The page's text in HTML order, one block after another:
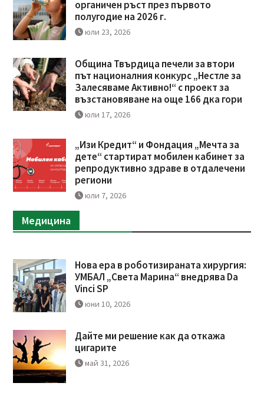
органичен ръст през първото
полугодие на 2026 г.
юли 23, 2026
Община Твърдица печели за втори
път националния конкурс „Нестле за
Залесяваме Активно!“ с проект за
възстановяване на още 166 дка гори
юли 17, 2026
„Изи Кредит“ и Фондация „Мечта за
дете“ стартират мобилен кабинет за
репродуктивно здраве в отдалечени
региони
юли 7, 2026
Медицина
Нова ера в роботизираната хирургия:
УМБАЛ „Света Марина“ внедрява Da
Vinci SP
юни 10, 2026
Дайте ми решение как да откажа
цигарите
май 31, 2026